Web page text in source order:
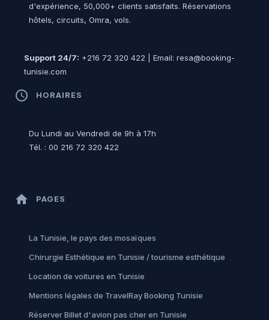
d'expérience, 50,000+ clients satisfaits. Réservations
hôtels, circuits, Omra, vols.
Support 24/7: +216 72 320 422 | Email: resa@booking-
tunisie.com
access_time HORAIRES
Du Lundi au Vendredi de 9h à 17h
Tél. : 00 216 72 320 422
home PAGES
La Tunisie, le pays des mosaïques
Chirurgie Esthétique en Tunisie / tourisme esthétique
Location de voitures en Tunisie
Mentions légales de TravelRay Booking Tunisie
Réserver Billet d'avion pas cher en Tunisie